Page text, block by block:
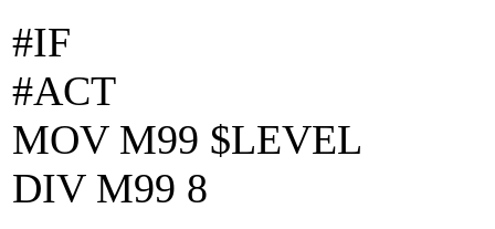
#IF
#ACT
MOV M99 $LEVEL
DIV M99 8